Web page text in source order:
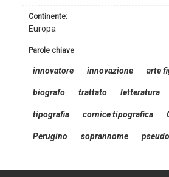
continente:
Europa
parole chiave
innovatore innovazione arte
biografo trattato letteratura
tipografia cornice tipografica
Perugino soprannome